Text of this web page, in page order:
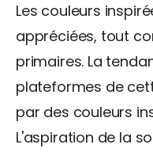
Les couleurs
appréciées, tout
primaires. La
plateformes de
par des couleurs
L'aspiration de la